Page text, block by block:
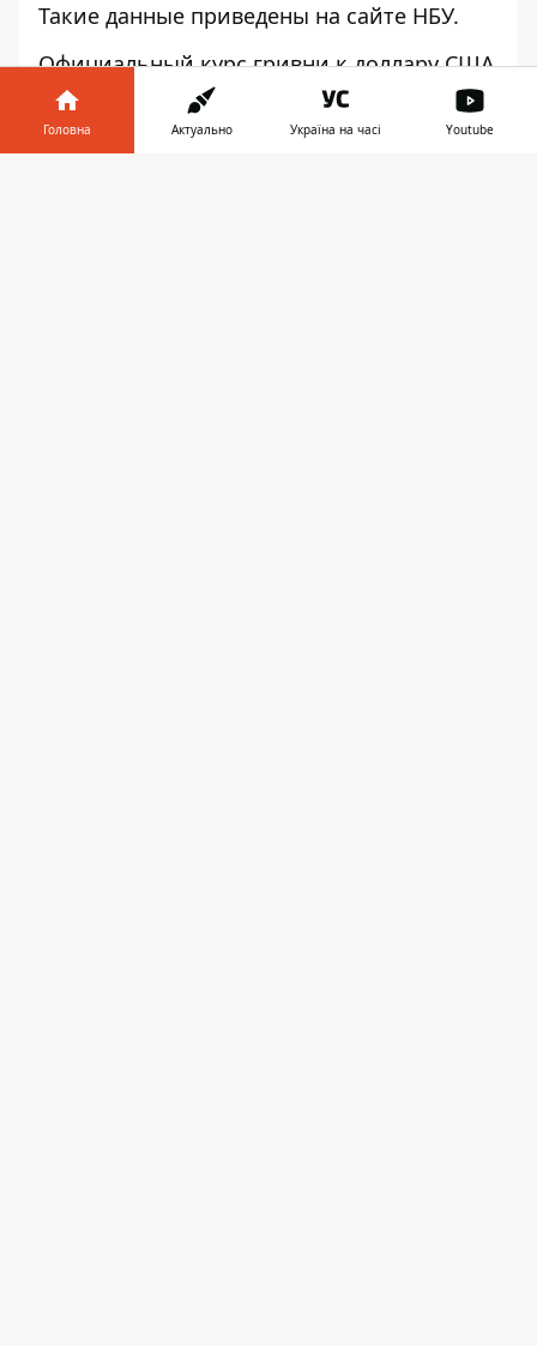
Такие данные приведены на сайте НБУ.
Официальный курс гривни к доллару США
установлен на уровне 28,0615 грн за
доллар против 28,183 грн за доллар в
понедельник, курс гривны к евро
Головна Актуально Україна на часі Youtube